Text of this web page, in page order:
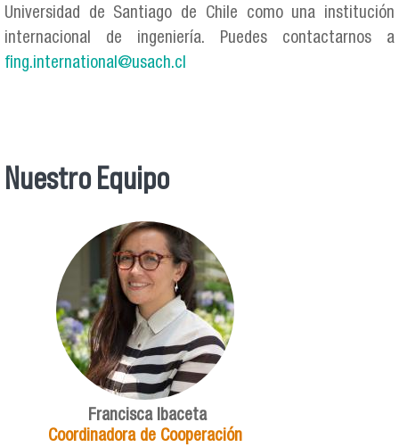
Universidad de Santiago de Chile como una institución
internacional de ingeniería. Puedes contactarnos a
fing.international@usach.cl
Nuestro Equipo
Francisca Ibaceta
Coordinadora de Cooperación